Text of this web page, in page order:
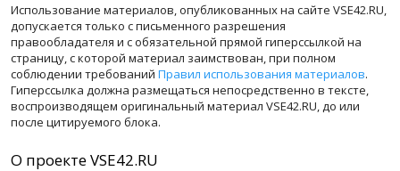
Использование материалов, опубликованных на сайте VSE42.RU,
допускается только с письменного разрешения
правообладателя и с обязательной прямой гиперссылкой на
страницу, с которой материал заимствован, при полном
соблюдении требований Правил использования материалов.
Гиперссылка должна размещаться непосредственно в тексте,
воспроизводящем оригинальный материал VSE42.RU, до или
после цитируемого блока.
О проекте VSE42.RU